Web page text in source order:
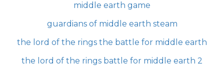
middle earth game
guardians of middle earth steam
the lord of the rings the battle for middle earth
the lord of the rings battle for middle earth 2